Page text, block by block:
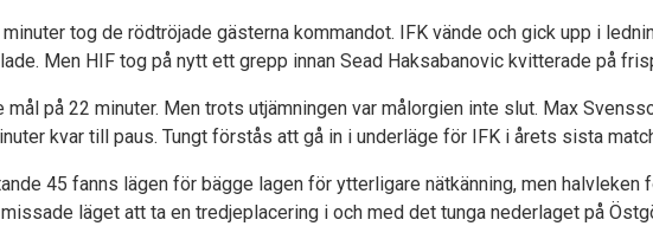
tog de rödtröjade gästerna kommandot. IFK vände och gick upp i
Men HIF tog på nytt ett grepp innan Sead Haksabanovic kvitterade på
mål på 22 minuter. Men trots utjämningen var målorgien inte slut. Max
kvar till paus. Tungt förstås att gå in i underläge för IFK i årets sista
45 fanns lägen för bägge lagen för ytterligare nätkänning, men halvleken
läget att ta en tredjeplacering i och med det tunga nederlaget på